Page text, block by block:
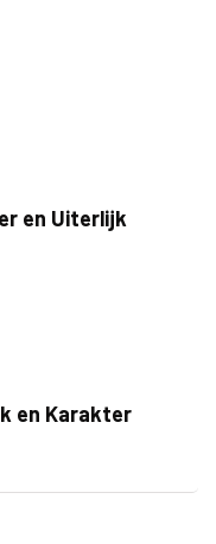
en Uiterlijk
en Karakter